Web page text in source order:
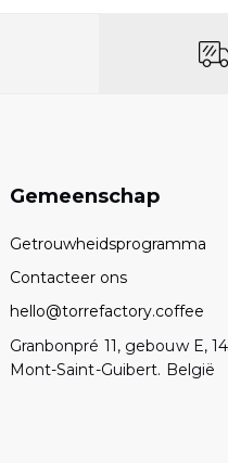
Gemeenschap
Getrouwheidsprogramma
Contacteer ons
hello@torrefactory.coffee
Granbonpré 11, gebouw E,
Mont-Saint-Guibert. België